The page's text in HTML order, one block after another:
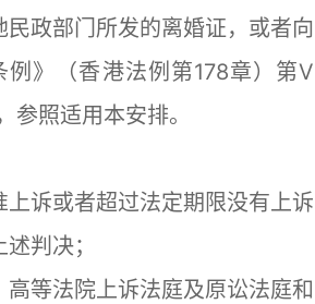
政部门所发的离婚证，或者向
》（香港法例第178章）第V
参照适用本安排。
诉或者超过法定期限没有上诉
判决；
等法院上诉法庭及原讼法庭和